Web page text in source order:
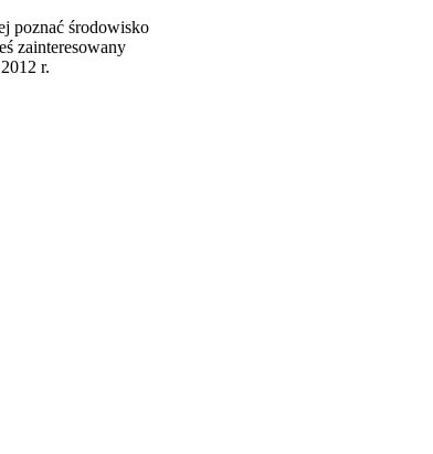
poznać środowisko
zainteresowany
r.